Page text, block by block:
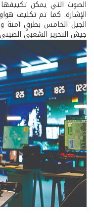
الصوت التي يمكن
الجيل الخامس بطرقٍ آمنة
جيش التحرير الشعبي الصيني43.